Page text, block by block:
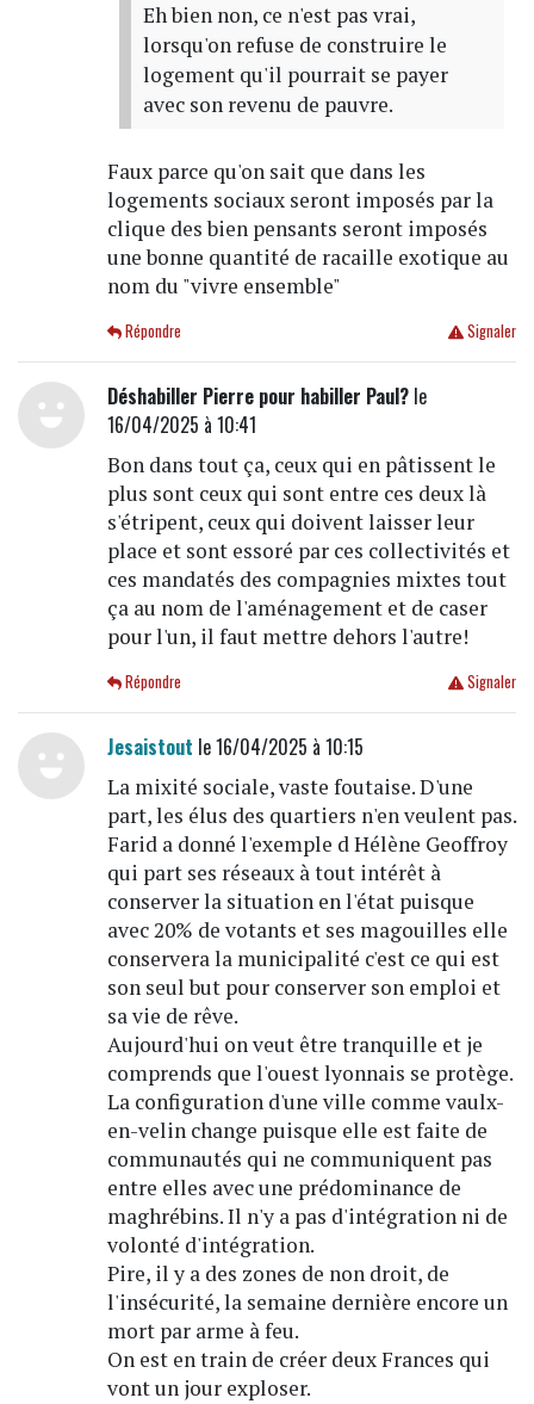
Eh bien non, ce n'est pas vrai,
lorsqu'on refuse de construire le
logement qu'il pourrait se payer
avec son revenu de pauvre.
Faux parce qu'on sait que dans les
logements sociaux seront imposés par la
clique des bien pensants seront imposés
une bonne quantité de racaille exotique au
nom du "vivre ensemble"
Signaler
Répondre
Déshabiller Pierre pour habiller Paul?le
16/04/2025 à 10:41
Bon dans tout ça, ceux qui en pâtissent le
plus sont ceux qui sont entre ces deux là
s'étripent, ceux qui doivent laisser leur
place et sont essoré par ces collectivités et
ces mandatés des compagnies mixtes tout
ça au nom de l'aménagement et de caser
pour l'un, il faut mettre dehors l'autre!
Signaler
Répondre
Jesaistout le 16/04/2025 à 10:15
La mixité sociale, vaste foutaise. D'une
part, les élus des quartiers n'en veulent pas.
Farid a donné l'exemple d Hélène Geoffroy
qui part ses réseaux à tout intérêt à
conserver la situation en l'état puisque
avec 20% de votants et ses magouilles elle
conservera la municipalité c'est ce qui est
son seul but pour conserver son emploi et
sa vie de rêve.
Aujourd'hui on veut être tranquille et je
comprends que l'ouest lyonnais se protège.
La configuration d'une ville comme vaulx-
en-velin change puisque elle est faite de
communautés qui ne communiquent pas
entre elles avec une prédominance de
maghrébins. Il n'y a pas d'intégration ni de
volonté d'intégration.
Pire, il y a des zones de non droit, de
l'insécurité, la semaine dernière encore un
mort par arme à feu.
On est en train de créer deux Frances qui
vont un jour exploser.